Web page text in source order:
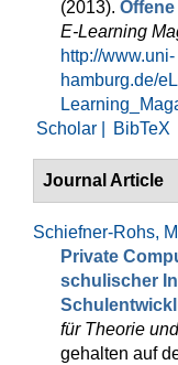
(2013).
E-Learning
http://www.uni-
hamburg.de/
Scholar |
BibTeX
Journal Article
Schiefner-Rohs,
Private
schulischer
für Theorie
gehalten auf